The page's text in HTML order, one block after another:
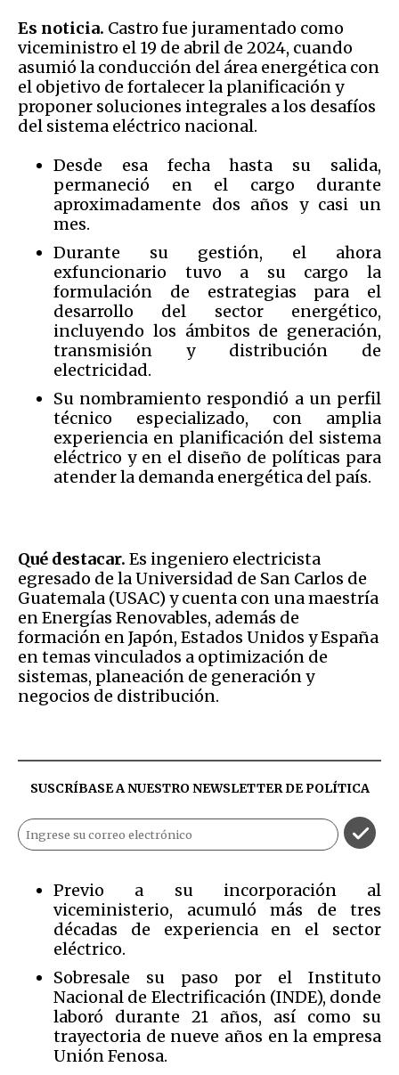
Es noticia. Castro fue juramentado como
viceministro el 19 de abril de 2024, cuando
asumió la conducción del área energética con
el objetivo de fortalecer la planificación y
proponer soluciones integrales a los desafíos
del sistema eléctrico nacional.
Desde esa fecha hasta su salida,
permaneció en el cargo durante
aproximadamente dos años y casi un
mes.
Durante su gestión, el ahora
exfuncionario tuvo a su cargo la
formulación de estrategias para el
desarrollo del sector energético,
incluyendo los ámbitos de generación,
transmisión y distribución de
electricidad.
Su nombramiento respondió a un perfil
técnico especializado, con amplia
experiencia en planificación del sistema
eléctrico y en el diseño de políticas para
atender la demanda energética del país.
Qué destacar. Es ingeniero electricista
egresado de la Universidad de San Carlos de
Guatemala (USAC) y cuenta con una maestría
en Energías Renovables, además de
formación en Japón, Estados Unidos y España
en temas vinculados a optimización de
sistemas, planeación de generación y
negocios de distribución.
SUSCRÍBASE A NUESTRO NEWSLETTER DEPOLÍTICA
Previo a su incorporación al
viceministerio, acumuló más de tres
décadas de experiencia en el sector
eléctrico.
Sobresale su paso por el Instituto
Nacional de Electrificación (INDE), donde
laboró durante 21 años, así como su
trayectoria de nueve años en la empresa
Unión Fenosa.